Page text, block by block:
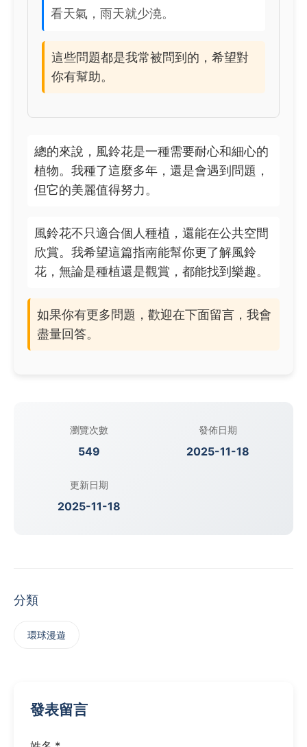
看天氣，雨天就少澆。
這些問題都是我常被問到的，希望對
你有幫助。
總的來說，風鈴花是一種需要耐心和細心的
植物。我種了這麼多年，還是會遇到問題，
但它的美麗值得努力。
風鈴花不只適合個人種植，還能在公共空間
欣賞。我希望這篇指南能幫你更了解風鈴
花，無論是種植還是觀賞，都能找到樂趣。
如果你有更多問題，歡迎在下面留言，我會
盡量回答。
瀏覽次數
549
發佈日期
2025-11-18
更新日期
2025-11-18
分類
‌環球漫遊
發表留言